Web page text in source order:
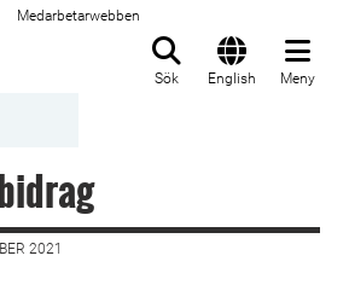
Medarbetarwebben
Sök English Meny
2021